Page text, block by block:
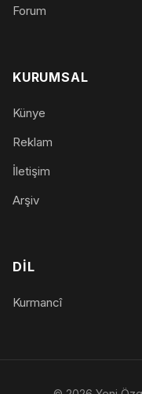
Forum
KURUMSAL
Künye
Reklam
İletişim
Arşiv
DIL
Kurmancî